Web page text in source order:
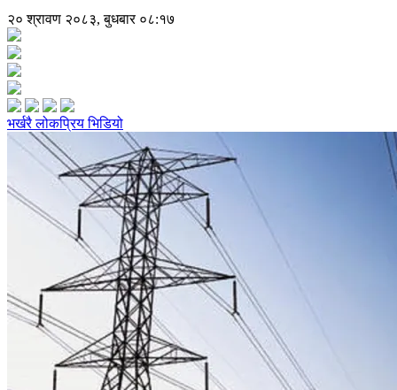
२० श्रावण २०८३, बुधबार ०८:१७
भर्खरैलोकप्रियभिडियो